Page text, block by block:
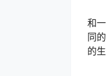
和
同
的